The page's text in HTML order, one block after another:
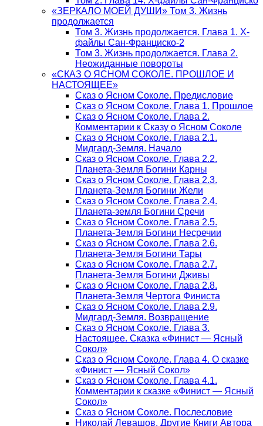
«ЗЕРКАЛО МОЕЙ ДУШИ» Том 3. Жизнь
продолжается
Том 3. Жизнь продолжается. Глава 1. Х-
файлы Сан-Франциско-2
Том 3. Жизнь продолжается. Глава 2.
Неожиданные повороты
«СКАЗ О ЯСНОМ СОКОЛЕ. ПРОШЛОЕ И
НАСТОЯЩЕЕ»
Сказ о Ясном Соколе. Предисловие
Сказ о Ясном Соколе. Глава 1. Прошлое
Сказ о Ясном Соколе. Глава 2.
Комментарии к Сказу о Ясном Соколе
Сказ о Ясном Соколе. Глава 2.1.
Мидгард-Земля. Начало
Сказ о Ясном Соколе. Глава 2.2.
Планета-Земля Богини Карны
Сказ о Ясном Соколе. Глава 2.3.
Планета-Земля Богини Жели
Сказ о Ясном Соколе. Глава 2.4.
Планета-земля Богини Сречи
Сказ о Ясном Соколе. Глава 2.5.
Планета-Земля Богини Несречии
Сказ о Ясном Соколе. Глава 2.6.
Планета-Земля Богини Тары
Сказ о Ясном Соколе. Глава 2.7.
Планета-Земля Богини Дживы
Сказ о Ясном Соколе. Глава 2.8.
Планета-Земля Чертога Финиста
Сказ о Ясном Соколе. Глава 2.9.
Мидгард-Земля. Возвращение
Сказ о Ясном Соколе. Глава 3.
Настоящее. Сказка «Финист — Ясный
Сокол»
Сказ о Ясном Соколе. Глава 4. О сказке
«Финист — Ясный Сокол»
Сказ о Ясном Соколе. Глава 4.1.
Комментарии к сказке «Финист — Ясный
Сокол»
Сказ о Ясном Соколе. Послесловие
Николай Левашов. Другие Книги Автора